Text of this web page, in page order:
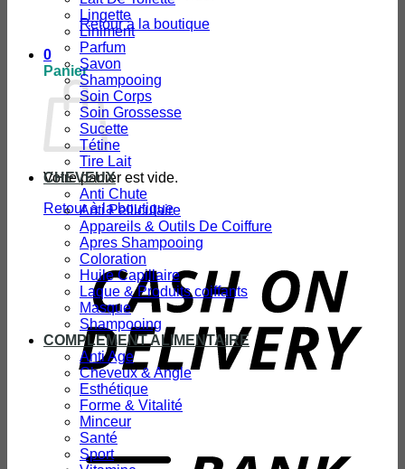
Retour à la boutique
0
Panier
Votre panier est vide.
Retour à la boutique
Lingette
Liniment
Parfum
Savon
Shampooing
Soin Corps
Soin Grossesse
Sucette
Tétine
Tire Lait
CHEVEUX
Anti Chute
Anti Pelliculaire
Appareils & Outils De Coiffure
Apres Shampooing
Coloration
Huile Capillaire
Laque & Produits coiffants
Masque
Shampooing
COMPLEMENT ALIMENTAIRE
Anti Age
Cheveux & Angle
Esthétique
Forme & Vitalité
Minceur
Santé
Sport